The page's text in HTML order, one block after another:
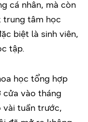
cá nhân, mà còn
trung tâm học
biệt là sinh viên,
tập.
học tổng hợp
cửa vào tháng
vài tuần trước,